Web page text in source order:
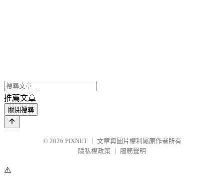
推薦文章
關閉搜尋
© 2026 PIXNET
文章與圖片權利屬原作者所有
隱私權政策
服務聲明
⚠️